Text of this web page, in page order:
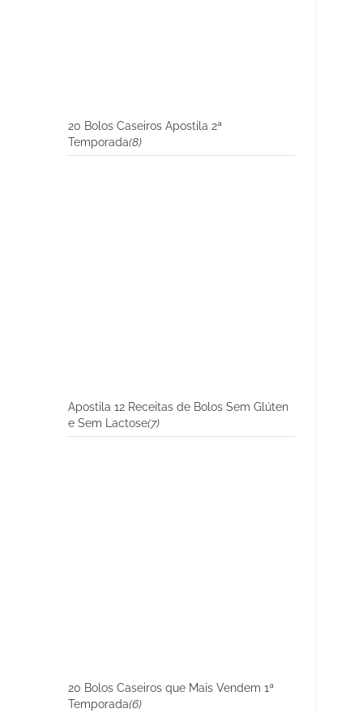
20 Bolos Caseiros Apostila 2ª
Temporada(8)
Apostila 12 Receitas de Bolos Sem Glúten
e Sem Lactose(7)
20 Bolos Caseiros que Mais Vendem 1ª
Temporada(6)